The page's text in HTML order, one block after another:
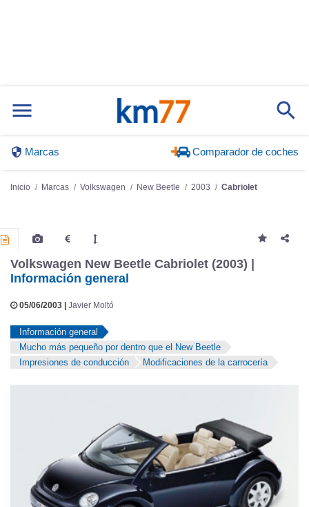
Marcas Comparador de coches
Inicio Marcas Volkswagen New Beetle 2003 Cabriolet
Volkswagen New Beetle Cabriolet (2003) |
Información general
05/06/2003 | Javier Moltó
Información general
Mucho más pequeño por dentro que el New Beetle
Impresiones de conducción
Modificaciones de la carrocería